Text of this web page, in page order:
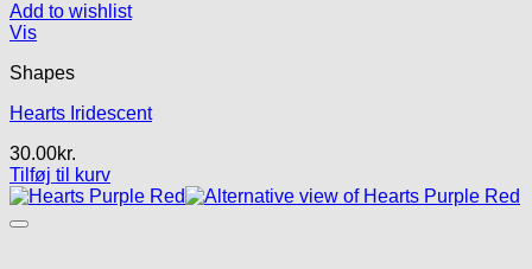
Add to wishlist
Vis
Shapes
Hearts Iridescent
30.00kr.
Tilføj til kurv